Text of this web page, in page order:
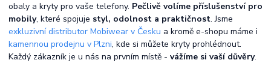
obaly a kryty pro vaše telefony. Pečlivě volíme příslušenství pro
mobily, které spojuje styl, odolnost a praktičnost. Jsme
exkluzivní distributor Mobiwear v Česku a kromě e-shopu máme i
kamennou prodejnu v Plzni, kde si můžete kryty prohlédnout.
Každý zákazník je u nás na prvním místě - vážíme si vaší důvěry.